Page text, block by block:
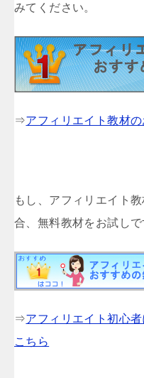
みてください。
⇒アフィリエイト教材
もし、アフィリエイト
合、無料教材をお試しで
⇒アフィリエイト初心
こちら